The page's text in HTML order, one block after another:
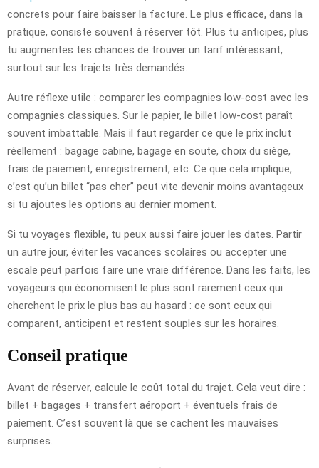
concrets pour faire baisser la facture. Le plus efficace, dans la
pratique, consiste souvent à réserver tôt. Plus tu anticipes, plus
tu augmentes tes chances de trouver un tarif intéressant,
surtout sur les trajets très demandés.
Autre réflexe utile : comparer les compagnies low-cost avec les
compagnies classiques. Sur le papier, le billet low-cost paraît
souvent imbattable. Mais il faut regarder ce que le prix inclut
réellement : bagage cabine, bagage en soute, choix du siège,
frais de paiement, enregistrement, etc. Ce que cela implique,
c’est qu’un billet “pas cher” peut vite devenir moins avantageux
si tu ajoutes les options au dernier moment.
Si tu voyages flexible, tu peux aussi faire jouer les dates. Partir
un autre jour, éviter les vacances scolaires ou accepter une
escale peut parfois faire une vraie différence. Dans les faits, les
voyageurs qui économisent le plus sont rarement ceux qui
cherchent le prix le plus bas au hasard : ce sont ceux qui
comparent, anticipent et restent souples sur les horaires.
Conseil pratique
Avant de réserver, calcule le coût total du trajet. Cela veut dire :
billet + bagages + transfert aéroport + éventuels frais de
paiement. C’est souvent là que se cachent les mauvaises
surprises.